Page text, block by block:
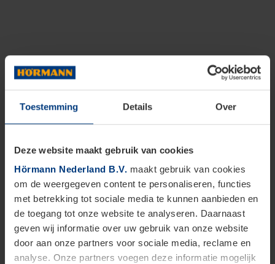
Toestemming Details Over
Deze website maakt gebruik van cookies
Hörmann Nederland B.V. maakt gebruik van cookies
om de weergegeven content te personaliseren, functies
met betrekking tot sociale media te kunnen aanbieden en
de toegang tot onze website te analyseren. Daarnaast
geven wij informatie over uw gebruik van onze website
door aan onze partners voor sociale media, reclame en
analyse. Onze partners voegen deze informatie mogelijk